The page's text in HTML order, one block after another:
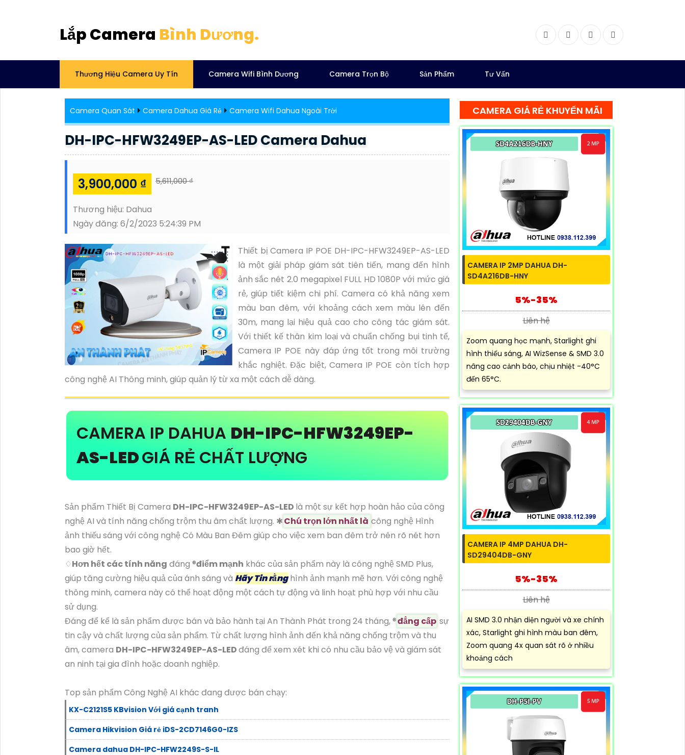
Lắp Camera Bình Dương. FacebookTwitter InstagramDribbble
Thương Hiệu Camera Uy Tín Camera Wifi Bình Dương Camera Trọn Bộ Sản Phẩm Tư Vấn
Camera Quan Sát Camera Dahua Giá Rẻ Camera Wifi Dahua Ngoài Trời
DH-IPC-HFW3249EP-AS-LED Camera Dahua
3,900,000 ₫ 5,611,000 ₫
Thương hiệu: Dahua
Ngày đăng: 6/2/2023 5:24:39 PM
Thiết bị Camera IP POE DH-IPC-HFW3249EP-AS-LED
là một giải pháp giám sát tiên tiến, mang đến hình
ảnh sắc nét 2.0 megapixel FULL HD 1080P với mức giá
rẻ, giúp tiết kiệm chi phí. Camera có khả năng xem
màu ban đêm, với khoảng cách xem màu lên đến
30m, mang lại hiệu quả cao cho công tác giám sát.
Với thiết kế thân kim loại và chuẩn chống bụi tinh tế,
Camera IP POE này đáp ứng tốt trong môi trường
khắc nghiệt. Đặc biệt, Camera IP POE còn tích hợp
công nghệ AI Thông minh, giúp quản lý từ xa một cách dễ dàng.
CAMERA IP DAHUADH-IPC-HFW3249EP-
AS-LEDGIÁ RẺ CHẤT LƯỢNG
Sản phẩm Thiết Bị Camera DH-IPC-HFW3249EP-AS-LED là một sự kết hợp hoàn hảo của công
nghệ AI và tính năng chống trộm thu âm chất lượng. ✱Chú trọn lớn nhất là công nghệ Hình
ảnh thiếu sáng với công nghệ Có Màu Ban Đêm giúp cho việc xem ban đêm trở nên rõ nét hơn
bao giờ hết.
♢Hơn hết các tính năng đáng ®️điểm mạnh khác của sản phẩm này là công nghệ SMD Plus,
giúp tăng cường hiệu quả của ánh sáng và Hãy Tin rằnghình ảnh mạnh mẽ hơn. Với công nghệ
thông minh, camera này có thể hoạt động một cách tự động và linh hoạt phù hợp với nhu cầu
sử dụng.
Đáng để kể là sản phẩm được bán và bảo hành tại An Thành Phát trong 24 tháng, ®️đẳng cấp sự
tin cậy và chất lượng của sản phẩm. Từ chất lượng hình ảnh đến khả năng chống trộm và thu
âm, camera DH-IPC-HFW3249EP-AS-LEDđáng để xem xét khi có nhu cầu bảo vệ và giám sát
an ninh tại gia đình hoặc doanh nghiệp.
Top sản phẩm Công Nghệ AI khác đang được bán chạy:
KX-C2121S5 KBvision Với giá cạnh tranh
Camera Hikvision Giá rẻ iDS-2CD7146G0-IZS
Camera dahua DH-IPC-HFW2249S-S-IL
CAMERA GIÁ RẺ KHUYẾN MÃI
CAMERA IP 2MP DAHUA DH-
SD4A216DB-HNY
5%-35%
Liên hệ
Zoom quang học mạnh, Starlight ghi
hình thiếu sáng, AI WizSense & SMD 3.0
nâng cao cảnh báo, chịu nhiệt -40°C
đến 65°C.
CAMERA IP 4MP DAHUA DH-
SD29404DB-GNY
5%-35%
Liên hệ
AI SMD 3.0 nhận diện người và xe chính
xác, Starlight ghi hình màu ban đêm,
Zoom quang 4x quan sát rõ ở nhiều
khoảng cách